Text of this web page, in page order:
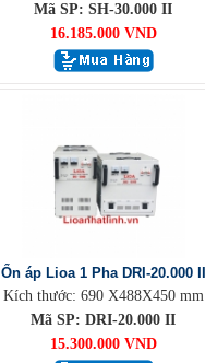
Mã SP: SH-30.000 II
16.185.000 VND
Ổn áp Lioa 1 Pha DRI-20.000 II
Kích thước: 690 X488X450 mm
Mã SP: DRI-20.000 II
15.300.000 VND